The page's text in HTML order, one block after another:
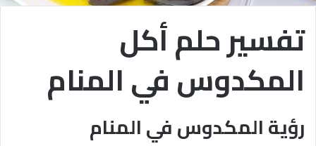
تفسير حلم أكل
المكدوس في المنام
رؤية المكدوس في المنام